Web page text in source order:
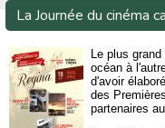
La Journée du cinéma
Le plus
océan à
d'avoir
des
partenaires